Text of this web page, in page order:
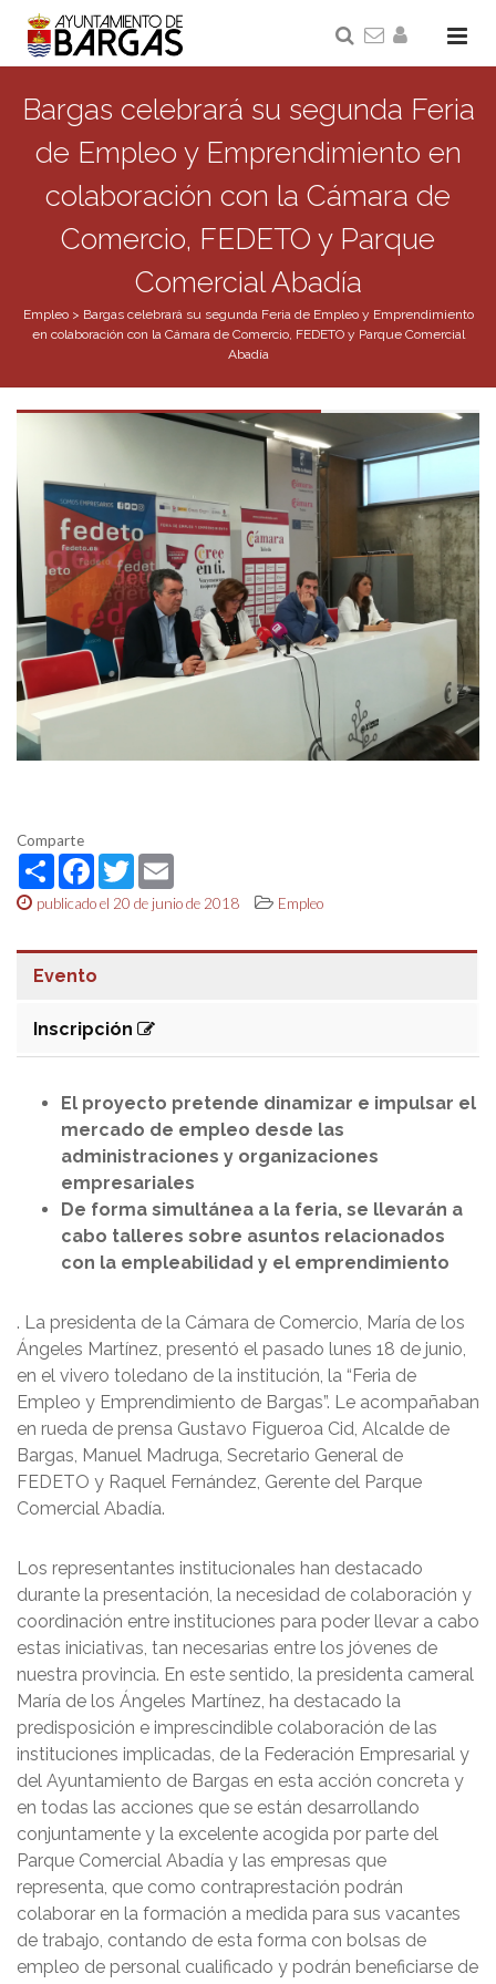
Bargas celebrará su segunda Feria
de Empleo y Emprendimiento en
colaboración con la Cámara de
Comercio, FEDETO y Parque
Comercial Abadía
Empleo> Bargas celebrará su segunda Feria de Empleo y Emprendimiento
en colaboración con la Cámara de Comercio, FEDETO y Parque Comercial
Abadía
Comparte
ShareFacebook
Twitter
publicado el 20 de junio de 2018 Empleo
Evento
Inscripción
El proyecto pretende dinamizar e impulsar el
mercado de empleo desde las
administraciones y organizaciones
empresariales
De forma simultánea a la feria, se llevarán a
cabo talleres sobre asuntos relacionados
con la empleabilidad y el emprendimiento
. La presidenta de la Cámara de Comercio, María de los
Ángeles Martínez, presentó el pasado lunes 18 de junio,
en el vivero toledano de la institución, la “Feria de
Empleo y Emprendimiento de Bargas”. Le acompañaban
en rueda de prensa Gustavo Figueroa Cid, Alcalde de
Bargas, Manuel Madruga, Secretario General de
FEDETO y Raquel Fernández, Gerente del Parque
Comercial Abadía.
Los representantes institucionales han destacado
durante la presentación, la necesidad de colaboración y
coordinación entre instituciones para poder llevar a cabo
estas iniciativas, tan necesarias entre los jóvenes de
nuestra provincia. En este sentido, la presidenta cameral
María de los Ángeles Martínez, ha destacado la
predisposición e imprescindible colaboración de las
instituciones implicadas, de la Federación Empresarial y
del Ayuntamiento de Bargas en esta acción concreta y
en todas las acciones que se están desarrollando
conjuntamente y la excelente acogida por parte del
Parque Comercial Abadía y las empresas que
representa, que como contraprestación podrán
colaborar en la formación a medida para sus vacantes
de trabajo, contando de esta forma con bolsas de
empleo de personal cualificado y podrán beneficiarse de